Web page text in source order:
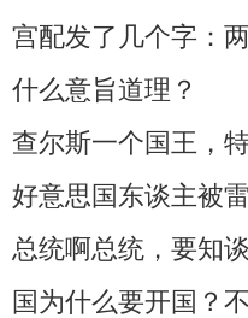
宫配发了几个字：
什么意旨道理？
查尔斯一个国王，
好意思国东谈主被
总统啊总统，要知
国为什么要开国？